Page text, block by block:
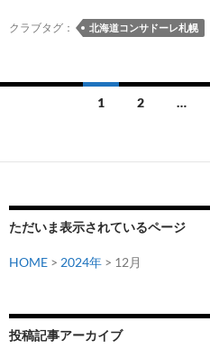
次
ン
ル
チ
ル
ア
ィ
クラブタグ： 北海道コンサドーレ札幌
ナ
ゲ
ー
ョ
1 2 …
ただいま表示されているページ
HOME > 2024年 > 12月
投稿記事アーカイブ